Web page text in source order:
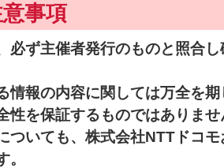
事項
必ず主催者発行のものと照合し
報の内容に関しては万全を期
性を保証するものではありま
ついても、株式会社NTTドコモ